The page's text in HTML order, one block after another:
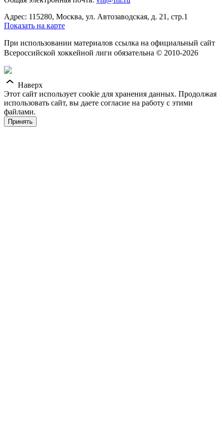
Адрес: 115280, Москва, ул. Автозаводская, д. 21, стр.1
Показать на карте
При использовании материалов ссылка на официальный сайт
Всероссийской хоккейной лиги обязательна © 2010-2026
Наверх
Этот сайт использует cookie для хранения данных. Продолжая
использовать сайт, вы даете согласие на работу с этими
файлами.
Принять